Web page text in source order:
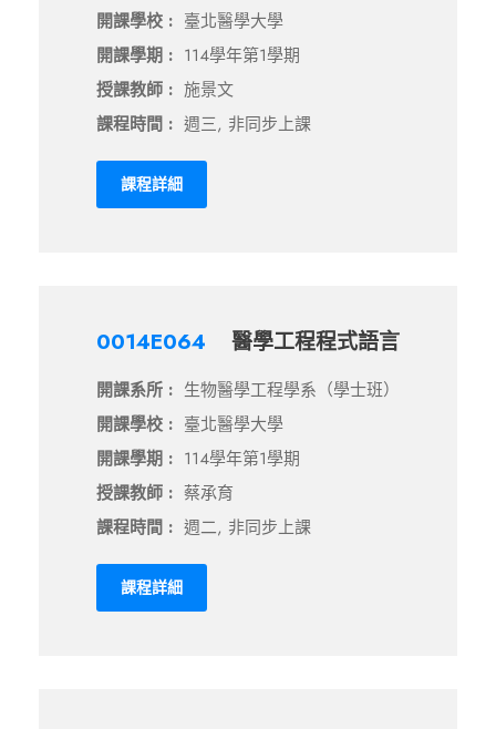
開課學校 : 臺北醫學大學
開課學期 : 114學年第1學期
授課教師 : 施景文
課程時間 : 週三, 非同步上課
課程詳細
0014E064 醫學工程程式語言
開課系所 : 生物醫學工程學系（學士班）
開課學校 : 臺北醫學大學
開課學期 : 114學年第1學期
授課教師 : 蔡承育
課程時間 : 週二, 非同步上課
課程詳細